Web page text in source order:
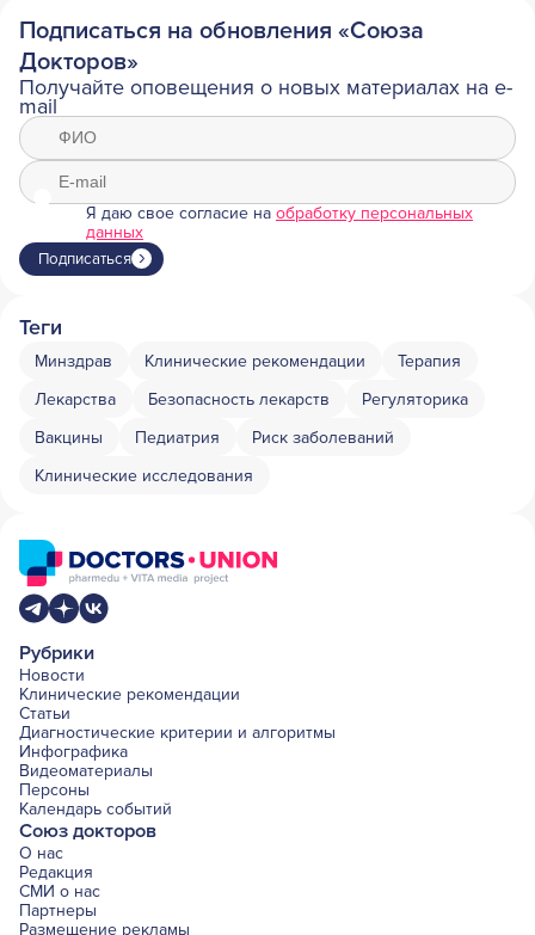
Подписаться на обновления «Союза
Докторов»
Получайте оповещения о новых материалах на e-
mail
Я даю свое согласие на обработку персональных
данных
Подписаться
Теги
Минздрав Клинические рекомендации
Терапия
Лекарства
Безопасность лекарств
Регуляторика
Вакцины
Педиатрия
Риск заболеваний
Клинические исследования
Рубрики
Новости
Клинические рекомендации
Статьи
Диагностические критерии и алгоритмы
Инфографика
Видеоматериалы
Персоны
Календарь событий
Союз докторов
О нас
Редакция
СМИ о нас
Партнеры
Размещение рекламы